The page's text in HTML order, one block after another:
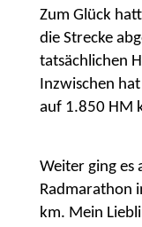
Zum Glück
die Strecke
tatsächlichen
Inzwischen
auf 1.850 HM
Weiter ging es
Radmarathon
km. Mein